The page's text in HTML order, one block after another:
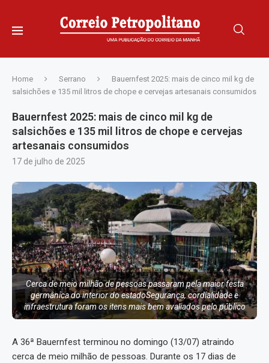
Home Serrano
Bauernfest 2025: mais de cinco mil kg de
salsichões e 135 mil litros de chope e cervejas artesanais consumidos
Bauernfest 2025: mais de cinco mil kg de
salsichões e 135 mil litros de chope e cervejas
artesanais consumidos
17 de julho de 2025
Cerca de meio milhão de pessoas passaram pela maior festa
germânica do interior do estadoSegurança, cordialidade e
infraestrutura foram os itens mais bem avaliados pelo público
A 36ª Bauernfest terminou no domingo (13/07) atraindo
cerca de meio milhão de pessoas. Durante os 17 dias de